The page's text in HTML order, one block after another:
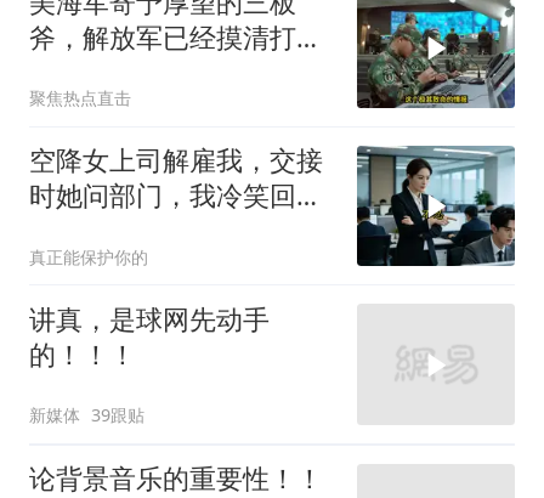
斧，解放军已经摸清打
聚焦热点直击
空降女上司解雇我，交接
时她问部门，我冷笑回
真正能保护你的
讲真，是球网先动手
的！！！
新媒体 39跟贴
论背景音乐的重要性！！